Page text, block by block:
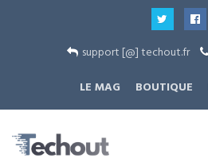
support [@] techout.fr
LE MAG
BOUTIQUE